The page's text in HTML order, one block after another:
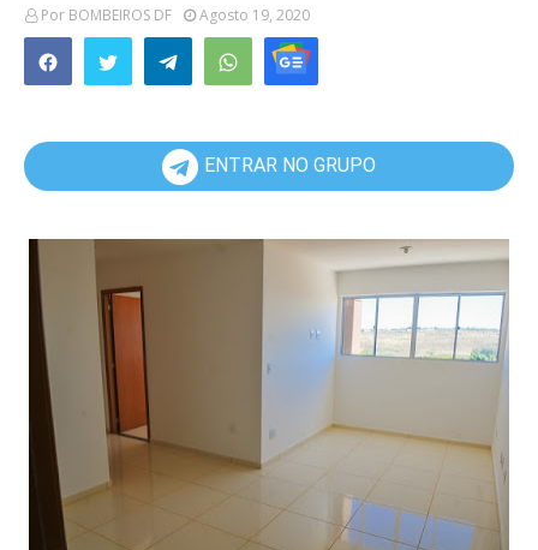
Por BOMBEIROS DF Agosto 19, 2020
ENTRAR NO GRUPO